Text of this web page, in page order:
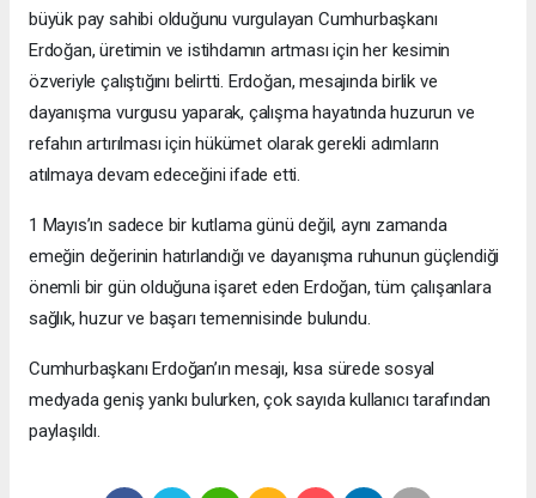
büyük pay sahibi olduğunu vurgulayan Cumhurbaşkanı
Erdoğan, üretimin ve istihdamın artması için her kesimin
özveriyle çalıştığını belirtti. Erdoğan, mesajında birlik ve
dayanışma vurgusu yaparak, çalışma hayatında huzurun ve
refahın artırılması için hükümet olarak gerekli adımların
atılmaya devam edeceğini ifade etti.
1 Mayıs’ın sadece bir kutlama günü değil, aynı zamanda
emeğin değerinin hatırlandığı ve dayanışma ruhunun güçlendiği
önemli bir gün olduğuna işaret eden Erdoğan, tüm çalışanlara
sağlık, huzur ve başarı temennisinde bulundu.
Cumhurbaşkanı Erdoğan’ın mesajı, kısa sürede sosyal
medyada geniş yankı bulurken, çok sayıda kullanıcı tarafından
paylaşıldı.